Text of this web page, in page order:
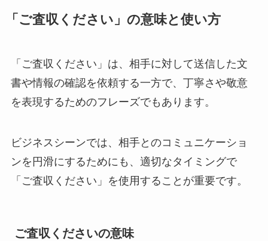
「ご査収ください」の意味と使い方
「ご査収ください」は、相手に対して送信した文
書や情報の確認を依頼する一方で、丁寧さや敬意
を表現するためのフレーズでもあります。
ビジネスシーンでは、相手とのコミュニケーショ
ンを円滑にするためにも、適切なタイミングで
「ご査収ください」を使用することが重要です。
ご査収くださいの意味